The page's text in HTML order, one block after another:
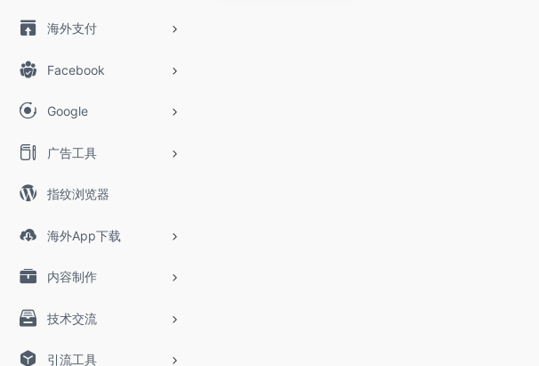
海外支付
Facebook
Google
广告工具
指纹浏览器
海外App下载
内容制作
技术交流
引流工具